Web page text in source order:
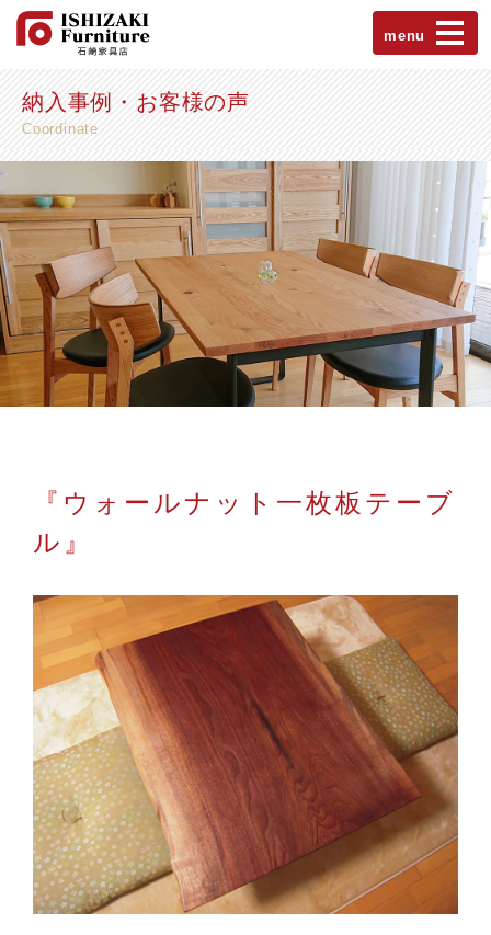
menu
納入事例・お客様の声
Coordinate
『ウォールナット一枚板テーブ
ル』